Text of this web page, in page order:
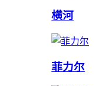
横河
菲力尔